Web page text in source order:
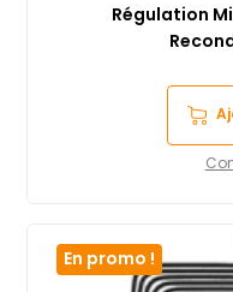
Régulation
En promo !